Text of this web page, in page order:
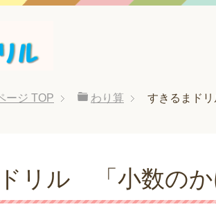
ージ TOP わり算 すきるまド
リル 「小数の